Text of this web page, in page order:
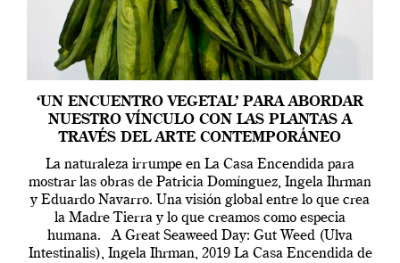
‘UN ENCUENTRO VEGETAL’ PARA ABORDAR
NUESTRO VÍNCULO CON LAS PLANTAS A
TRAVÉS DEL ARTE CONTEMPORÁNEO
La naturaleza irrumpe en La Casa Encendida para
mostrar las obras de Patricia Domínguez, Ingela Ihrman
y Eduardo Navarro. Una visión global entre lo que crea
la Madre Tierra y lo que creamos como especia
humana. A Great Seaweed Day: Gut Weed (Ulva
Intestinalis), Ingela Ihrman, 2019 La Casa Encendida de